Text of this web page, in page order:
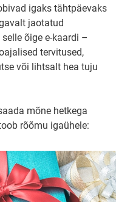
igaks tähtpäevaks
jaotatud
õige e-kaardi –
tervitused,
või lihtsalt hea tuju
mõne hetkega
rõõmu igaühele: